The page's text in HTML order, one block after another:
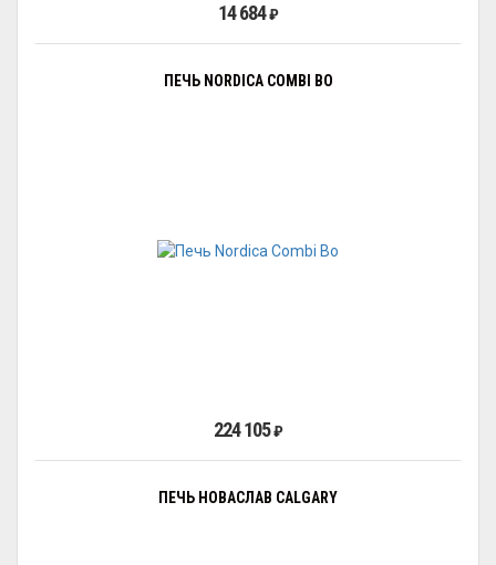
14 684₽
ПЕЧЬ NORDICA COMBI BO
224 105₽
ПЕЧЬ НОВАСЛАВ CALGARY